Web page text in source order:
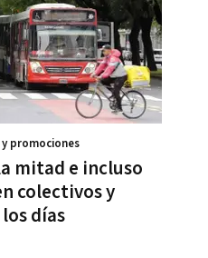
mitad e incluso
colectivos y
días
promociones